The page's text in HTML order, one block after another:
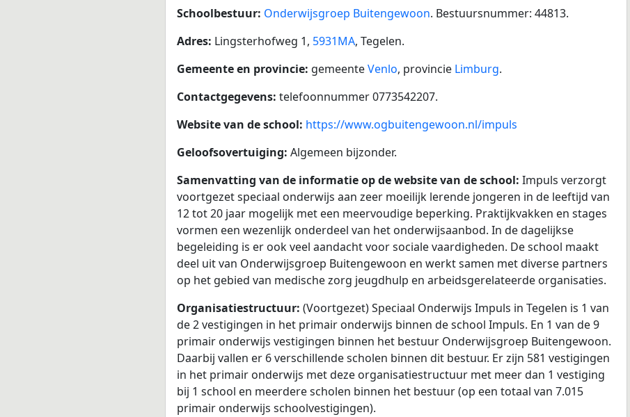
Schoolbestuur: Onderwijsgroep Buitengewoon. Bestuursnummer: 44813.
Adres: Lingsterhofweg 1, 5931MA, Tegelen.
Gemeente en provincie: gemeenteVenlo, provincie Limburg.
Contactgegevens: telefoonnummer 0773542207.
Website van de school: https://www.ogbuitengewoon.nl/impuls
Geloofsovertuiging: Algemeen bijzonder.
Samenvatting van de informatie op de website van de school: Impuls verzorgt
voortgezet speciaal onderwijs aan zeer moeilijk lerende jongeren in de leeftijd van
12 tot 20 jaar mogelijk met een meervoudige beperking. Praktijkvakken en stages
vormen een wezenlijk onderdeel van het onderwijsaanbod. In de dagelijkse
begeleiding is er ook veel aandacht voor sociale vaardigheden. De school maakt
deel uit van Onderwijsgroep Buitengewoon en werkt samen met diverse partners
op het gebied van medische zorg jeugdhulp en arbeidsgerelateerde organisaties.
Organisatiestructuur: (Voortgezet) Speciaal Onderwijs Impuls in Tegelen is 1 van
de 2 vestigingen in het primair onderwijs binnen de school Impuls. En 1 van de 9
primair onderwijs vestigingen binnen het bestuur Onderwijsgroep Buitengewoon.
Daarbij vallen er 6 verschillende scholen binnen dit bestuur. Er zijn 581 vestigingen
in het primair onderwijs met deze organisatiestructuur met meer dan 1 vestiging
bij 1 school en meerdere scholen binnen het bestuur (op een totaal van 7.015
primair onderwijs schoolvestigingen).